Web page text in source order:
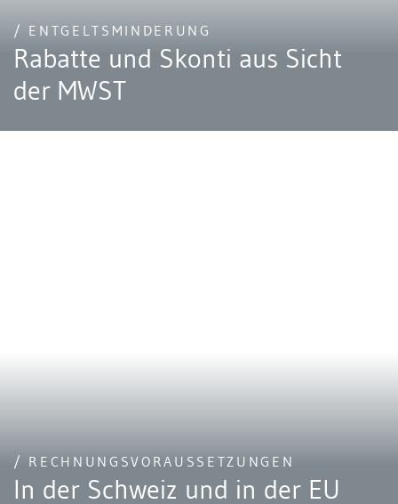
/ ENTGELTSMINDERUNG
Rabatte und Skonti aus Sicht
der MWST
/ RECHNUNGSVORAUSSETZUNGEN
In der Schweiz und in der EU